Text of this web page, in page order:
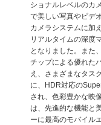
ショナルレベルのカ
で美しい写真やビデ
カメラシステムに加
リアルタイムの深度
となりました。また
チップによる優れた
え、さまざまなタス
に、HDR対応の
され、色彩豊かな映
は、先進的な機能と
ーに最高のモバイル